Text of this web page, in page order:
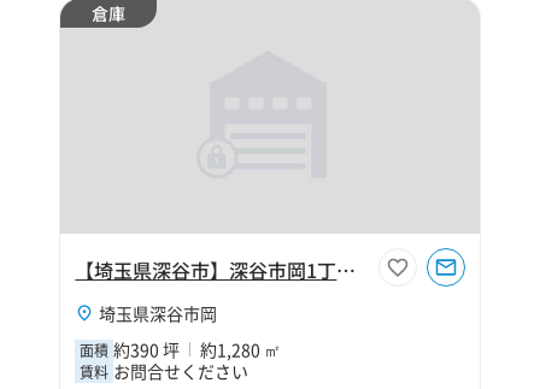
倉庫
【埼玉県深谷市】深谷市岡1丁目390坪倉庫
埼玉県深谷市岡
面積 約390 坪 約1,280 ㎡
賃料 お問合せください